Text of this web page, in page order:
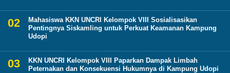
Mahasiswa KKN UNCRI Kelompok VIII Sosialisasikan
Pentingnya Siskamling untuk Perkuat Keamanan Kampung
Udopi
KKN UNCRI Kelompok VIII Paparkan Dampak Limbah
Peternakan dan Konsekuensi Hukumnya di Kampung Udopi